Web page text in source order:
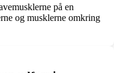
på en
og musklerne omkring